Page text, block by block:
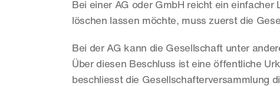
Bei einer AG oder GmbH reicht ein
löschen lassen möchte, muss zuerst die
Bei der AG kann die Gesellschaft unter
Über diesen Beschluss ist eine öffentliche
beschliesst die Gesellschafterversammlung